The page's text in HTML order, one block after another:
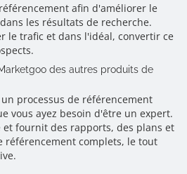
afin d'améliorer le
les résultats de recherche.
le trafic et dans l'idéal, convertir ce
des autres produits de
processus de référencement
vous ayez besoin d'être un expert.
et fournit des rapports, des plans et
référencement complets, le tout